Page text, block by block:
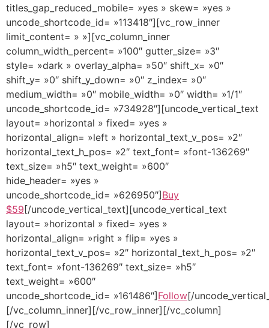
titles_gap_reduced_mobile= »yes » skew= »yes »
uncode_shortcode_id= »113418″][vc_row_inner
limit_content= » »][vc_column_inner
column_width_percent= »100″ gutter_size= »3″
style= »dark » overlay_alpha= »50″ shift_x= »0″
shift_y= »0″ shift_y_down= »0″ z_index= »0″
medium_width= »0″ mobile_width= »0″ width= »1/1″
uncode_shortcode_id= »734928″][uncode_vertical_text
layout= »horizontal » fixed= »yes »
horizontal_align= »left » horizontal_text_v_pos= »2″
horizontal_text_h_pos= »2″ text_font= »font-136269″
text_size= »h5″ text_weight= »600″
hide_header= »yes »
uncode_shortcode_id= »626950″] Buy
$59 [/uncode_vertical_text][uncode_vertical_text
layout= »horizontal » fixed= »yes »
horizontal_align= »right » flip= »yes »
horizontal_text_v_pos= »2″ horizontal_text_h_pos= »2″
text_font= »font-136269″ text_size= »h5″
text_weight= »600″
uncode_shortcode_id= »161486″] Follow[/
[/vc_column_inner][/vc_row_inner][/vc_column]
[/vc_row]